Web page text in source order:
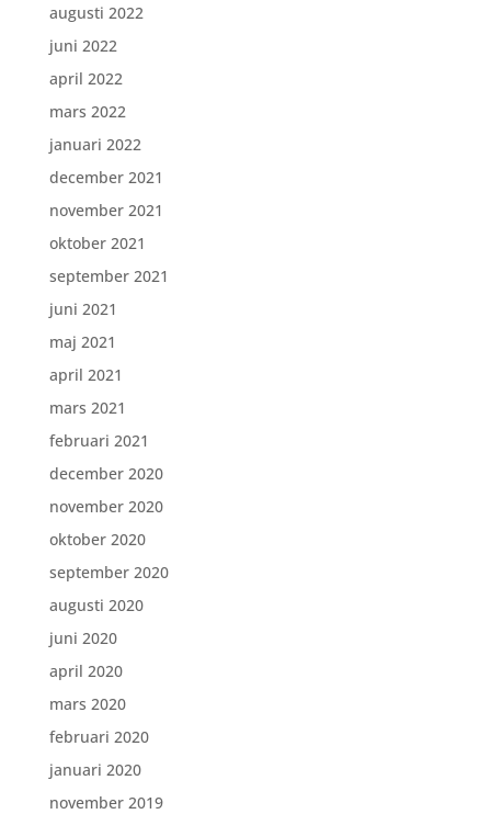
augusti 2022
juni 2022
april 2022
mars 2022
januari 2022
december 2021
november 2021
oktober 2021
september 2021
juni 2021
maj 2021
april 2021
mars 2021
februari 2021
december 2020
november 2020
oktober 2020
september 2020
augusti 2020
juni 2020
april 2020
mars 2020
februari 2020
januari 2020
november 2019